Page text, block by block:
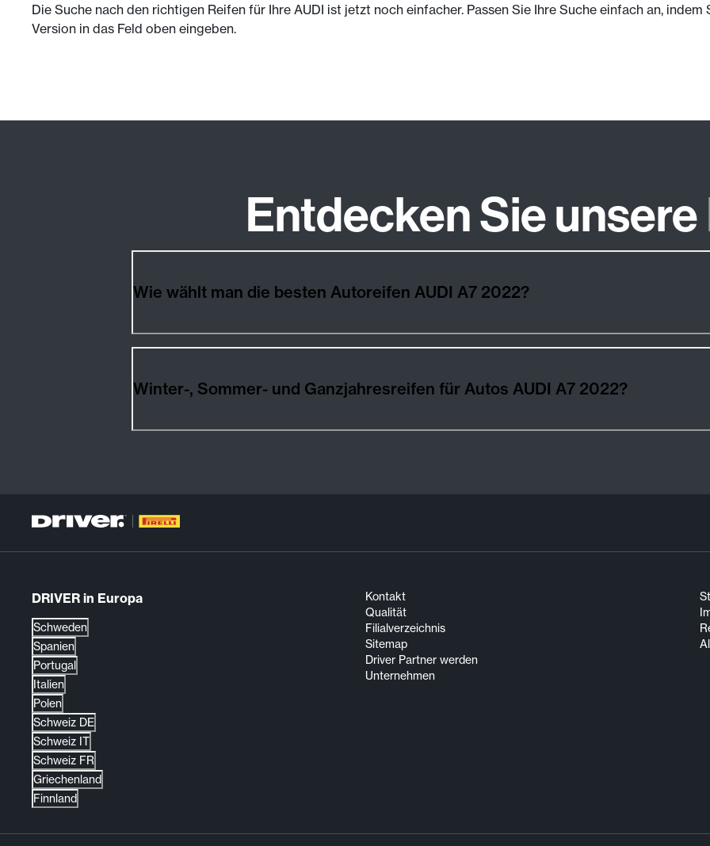
Die Suche nach den richtigen Reifen für Ihre AUDI ist jetzt noch einfacher. Passen Sie Ihre Suche einfach an,
Version in das Feld oben eingeben.
Entdecken Sie unsere
Wie wählt man die besten Autoreifen AUDI A7 2022?
Winter-, Sommer- und Ganzjahresreifen für Autos AUDI A7 2022?
DRIVER in Europa
Schweden
Spanien
Portugal
Italien
Polen
Schweiz DE
Schweiz IT
Schweiz FR
Griechenland
Finnland
Kontakt
Qualität
Filialverzeichnis
Sitemap
Driver Partner werden
Unternehmen